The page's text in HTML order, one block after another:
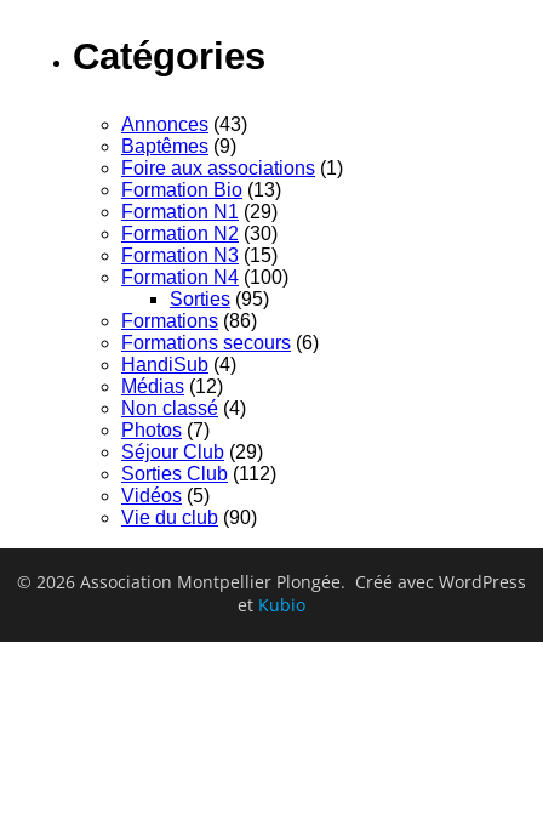
Catégories
Annonces (43)
Baptêmes (9)
Foire aux associations (1)
Formation Bio (13)
Formation N1 (29)
Formation N2 (30)
Formation N3 (15)
Formation N4 (100)
Sorties (95)
Formations (86)
Formations secours (6)
HandiSub (4)
Médias (12)
Non classé (4)
Photos (7)
Séjour Club (29)
Sorties Club (112)
Vidéos (5)
Vie du club (90)
© 2026 Association Montpellier Plongée. Créé avec WordPress
et Kubio